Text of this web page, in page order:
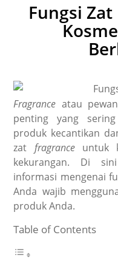
Fungsi
Fragrance atau
penting yang
produk kecantikan
zat fragrance untuk
kekurangan. Di
informasi mengenai
Anda wajib
produk Anda.
Table of Contents